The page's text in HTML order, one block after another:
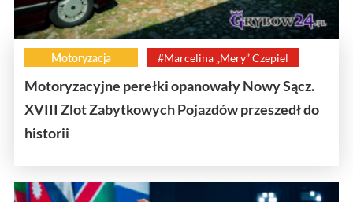
Motoryzacja #Marcelina „Mery” Czepiel
Motoryzacyjne perełki opanowały Nowy Sącz.
XVIII Zlot Zabytkowych Pojazdów przeszedł do
historii